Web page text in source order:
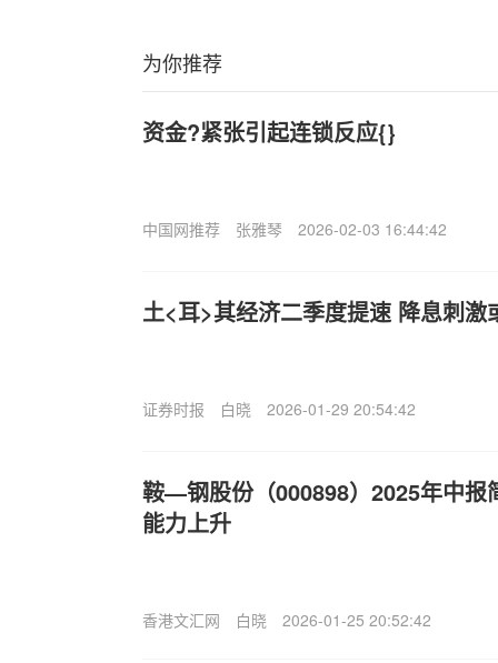
为你推荐
资金?紧张引起连锁反应{}
中国网推荐 张雅琴 2026-02-03 16:44:42
土<耳>其经济二季度提速 降息刺激
证券时报 白晓 2026-01-29 20:54:42
鞍—钢股份（000898）2025年中报
能力上升
香港文汇网 白晓 2026-01-25 20:52:42